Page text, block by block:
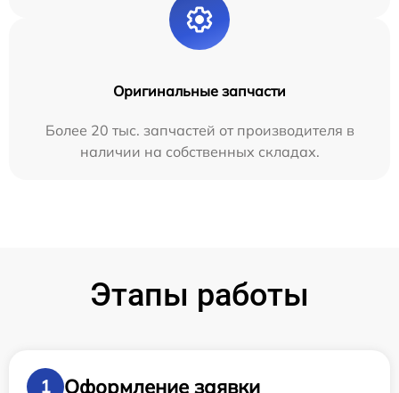
Оригинальные запчасти
Более 20 тыс. запчастей от производителя в
наличии на собственных складах.
Этапы работы
1
Оформление заявки